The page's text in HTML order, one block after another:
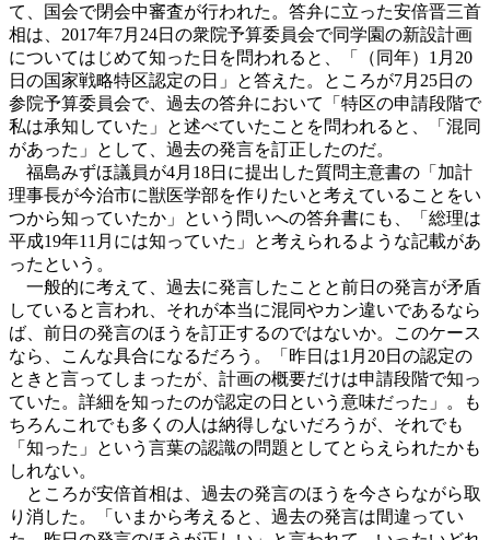
て、国会で閉会中審査が行われた。答弁に立った安倍晋三首
相は、2017年7月24日の衆院予算委員会で同学園の新設計画
についてはじめて知った日を問われると、「（同年）1月20
日の国家戦略特区認定の日」と答えた。ところが7月25日の
参院予算委員会で、過去の答弁において「特区の申請段階で
私は承知していた」と述べていたことを問われると、「混同
があった」として、過去の発言を訂正したのだ。
福島みずほ議員が4月18日に提出した質問主意書の「加計
理事長が今治市に獣医学部を作りたいと考えていることをい
つから知っていたか」という問いへの答弁書にも、「総理は
平成19年11月には知っていた」と考えられるような記載があ
ったという。
一般的に考えて、過去に発言したことと前日の発言が矛盾
していると言われ、それが本当に混同やカン違いであるなら
ば、前日の発言のほうを訂正するのではないか。このケース
なら、こんな具合になるだろう。「昨日は1月20日の認定の
ときと言ってしまったが、計画の概要だけは申請段階で知っ
ていた。詳細を知ったのが認定の日という意味だった」。も
ちろんこれでも多くの人は納得しないだろうが、それでも
「知った」という言葉の認識の問題としてとらえられたかも
しれない。
ところが安倍首相は、過去の発言のほうを今さらながら取
り消した。「いまから考えると、過去の発言は間違ってい